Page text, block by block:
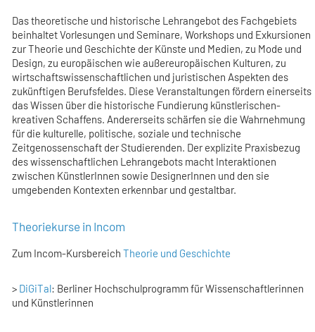
Das theoretische und historische Lehrangebot des Fachgebiets
beinhaltet Vorlesungen und Seminare, Workshops und Exkursionen
zur Theorie und Geschichte der Künste und Medien, zu Mode und
Design, zu europäischen wie außereuropäischen Kulturen, zu
wirtschaftswissenschaftlichen und juristischen Aspekten des
zukünftigen Berufsfeldes. Diese Veranstaltungen fördern einerseits
das Wissen über die historische Fundierung künstlerischen-
kreativen Schaffens. Andererseits schärfen sie die Wahrnehmung
für die kulturelle, politische, soziale und technische
Zeitgenossenschaft der Studierenden. Der explizite Praxisbezug
des wissenschaftlichen Lehrangebots macht Interaktionen
zwischen KünstlerInnen sowie DesignerInnen und den sie
umgebenden Kontexten erkennbar und gestaltbar.
Theoriekurse in Incom
Zum Incom-KursbereichTheorie und Geschichte
> DiGiTal: Berliner Hochschulprogramm für Wissenschaftlerinnen
und Künstlerinnen